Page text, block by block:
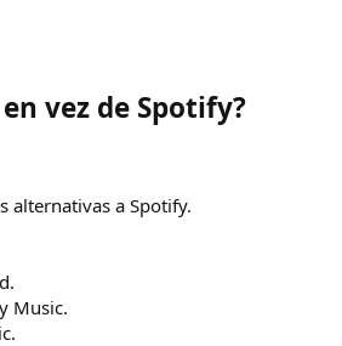
vez de Spotify?
alternativas a Spotify.
Music.